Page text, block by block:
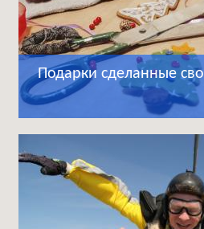
Подарки сделанные